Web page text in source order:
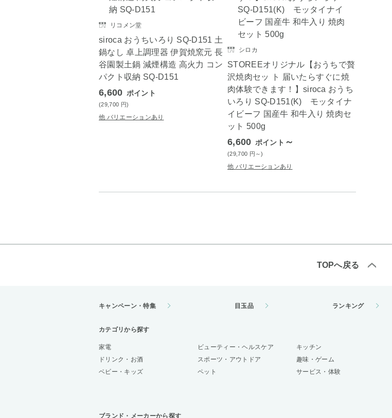
リコメン堂
siroca おうちいろり SQ-D151 土
鍋なし 卓上調理器 伊賀焼窯元 長
谷園製土鍋 減煙構造 高火力 コン
パクト収納 SQ-D151
6,600 ポイント
(29,700 円)
他 バリエーションあり
シロカ
STOREEオリジナル【おうちで贅
沢焼肉セッ ト 届いたらすぐに焼
肉体験できます！】siroca おうち
いろり SQ-D151(K) モッタイナ
イビーフ 国産牛 和牛入り 焼肉セ
ット 500g
6,600 ポイント ～
(29,700 円 ～)
他 バリエーションあり
TOPへ戻る
キャンペーン・特集 目玉品 ランキング
カテゴリから探す
家電 ビューティー・ヘルスケア キッチン
ドリンク・お酒
スポーツ・アウトドア 趣味・ゲーム
ベビー・キッズ
ペット サービス・体験
ブランド・メーカーから探す